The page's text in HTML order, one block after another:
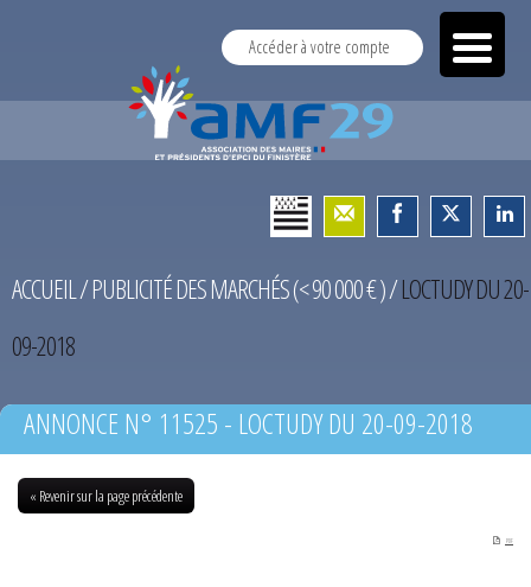
Accéder à votre compte
ACCUEIL/PUBLICITÉ DES MARCHÉS (< 90 000 € )/LOCTUDY DU 20-
09-2018
ANNONCE N° 11525 - LOCTUDY DU 20-09-2018
« Revenir sur la page précédente
PDF